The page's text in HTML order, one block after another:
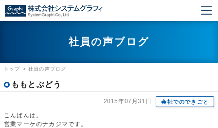
社員の声ブログ
トップ >社員の声ブログ
ももとぶどう
2015年07月31日 会社でのできごと
こんばんは。
営業マーケのナカジマです。